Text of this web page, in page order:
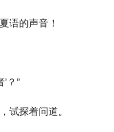
语的声音！
？”
试探着问道。